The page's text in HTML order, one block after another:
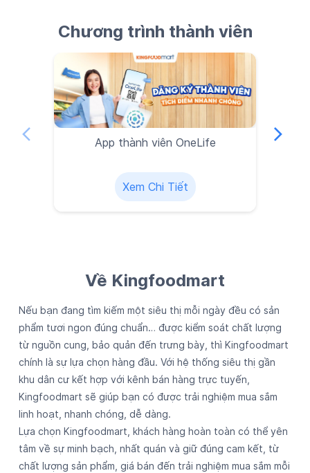
Chương trình thành viên
App thành viên OneLife
Xem Chi Tiết
Về Kingfoodmart
Nếu bạn đang tìm kiếm một siêu thị mỗi ngày đều có sản
phẩm tươi ngon đúng chuẩn… được kiểm soát chất lượng
từ nguồn cung, bảo quản đến trưng bày, thì Kingfoodmart
chính là sự lựa chọn hàng đầu. Với hệ thống siêu thị gần
khu dân cư kết hợp với kênh bán hàng trực tuyến,
Kingfoodmart sẽ giúp bạn có được trải nghiệm mua sắm
linh hoạt, nhanh chóng, dễ dàng.
Lựa chọn Kingfoodmart, khách hàng hoàn toàn có thể yên
tâm về sự minh bạch, nhất quán và giữ đúng cam kết, từ
chất lượng sản phẩm, giá bán đến trải nghiệm mua sắm mỗi